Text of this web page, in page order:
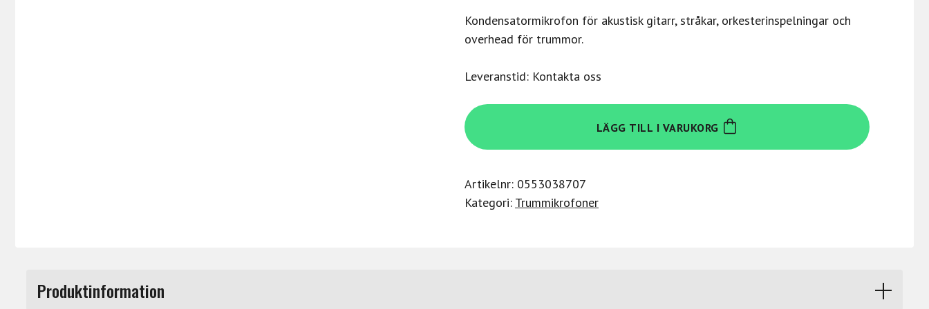
Kondensatormikrofon för akustisk gitarr, stråkar, orkesterinspelningar och
overhead för trummor.
Leveranstid: Kontakta oss
Sennheiser
E
914
LÄGG TILL I VARUKORG
Artikelnr: 0553038707
Kategori: Trummikrofoner
Produktinformation